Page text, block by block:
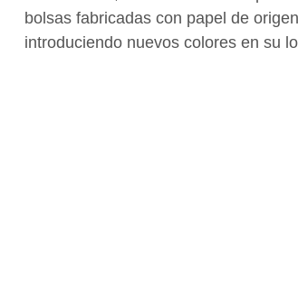
bolsas fabricadas con papel de
introduciendo nuevos colores en su